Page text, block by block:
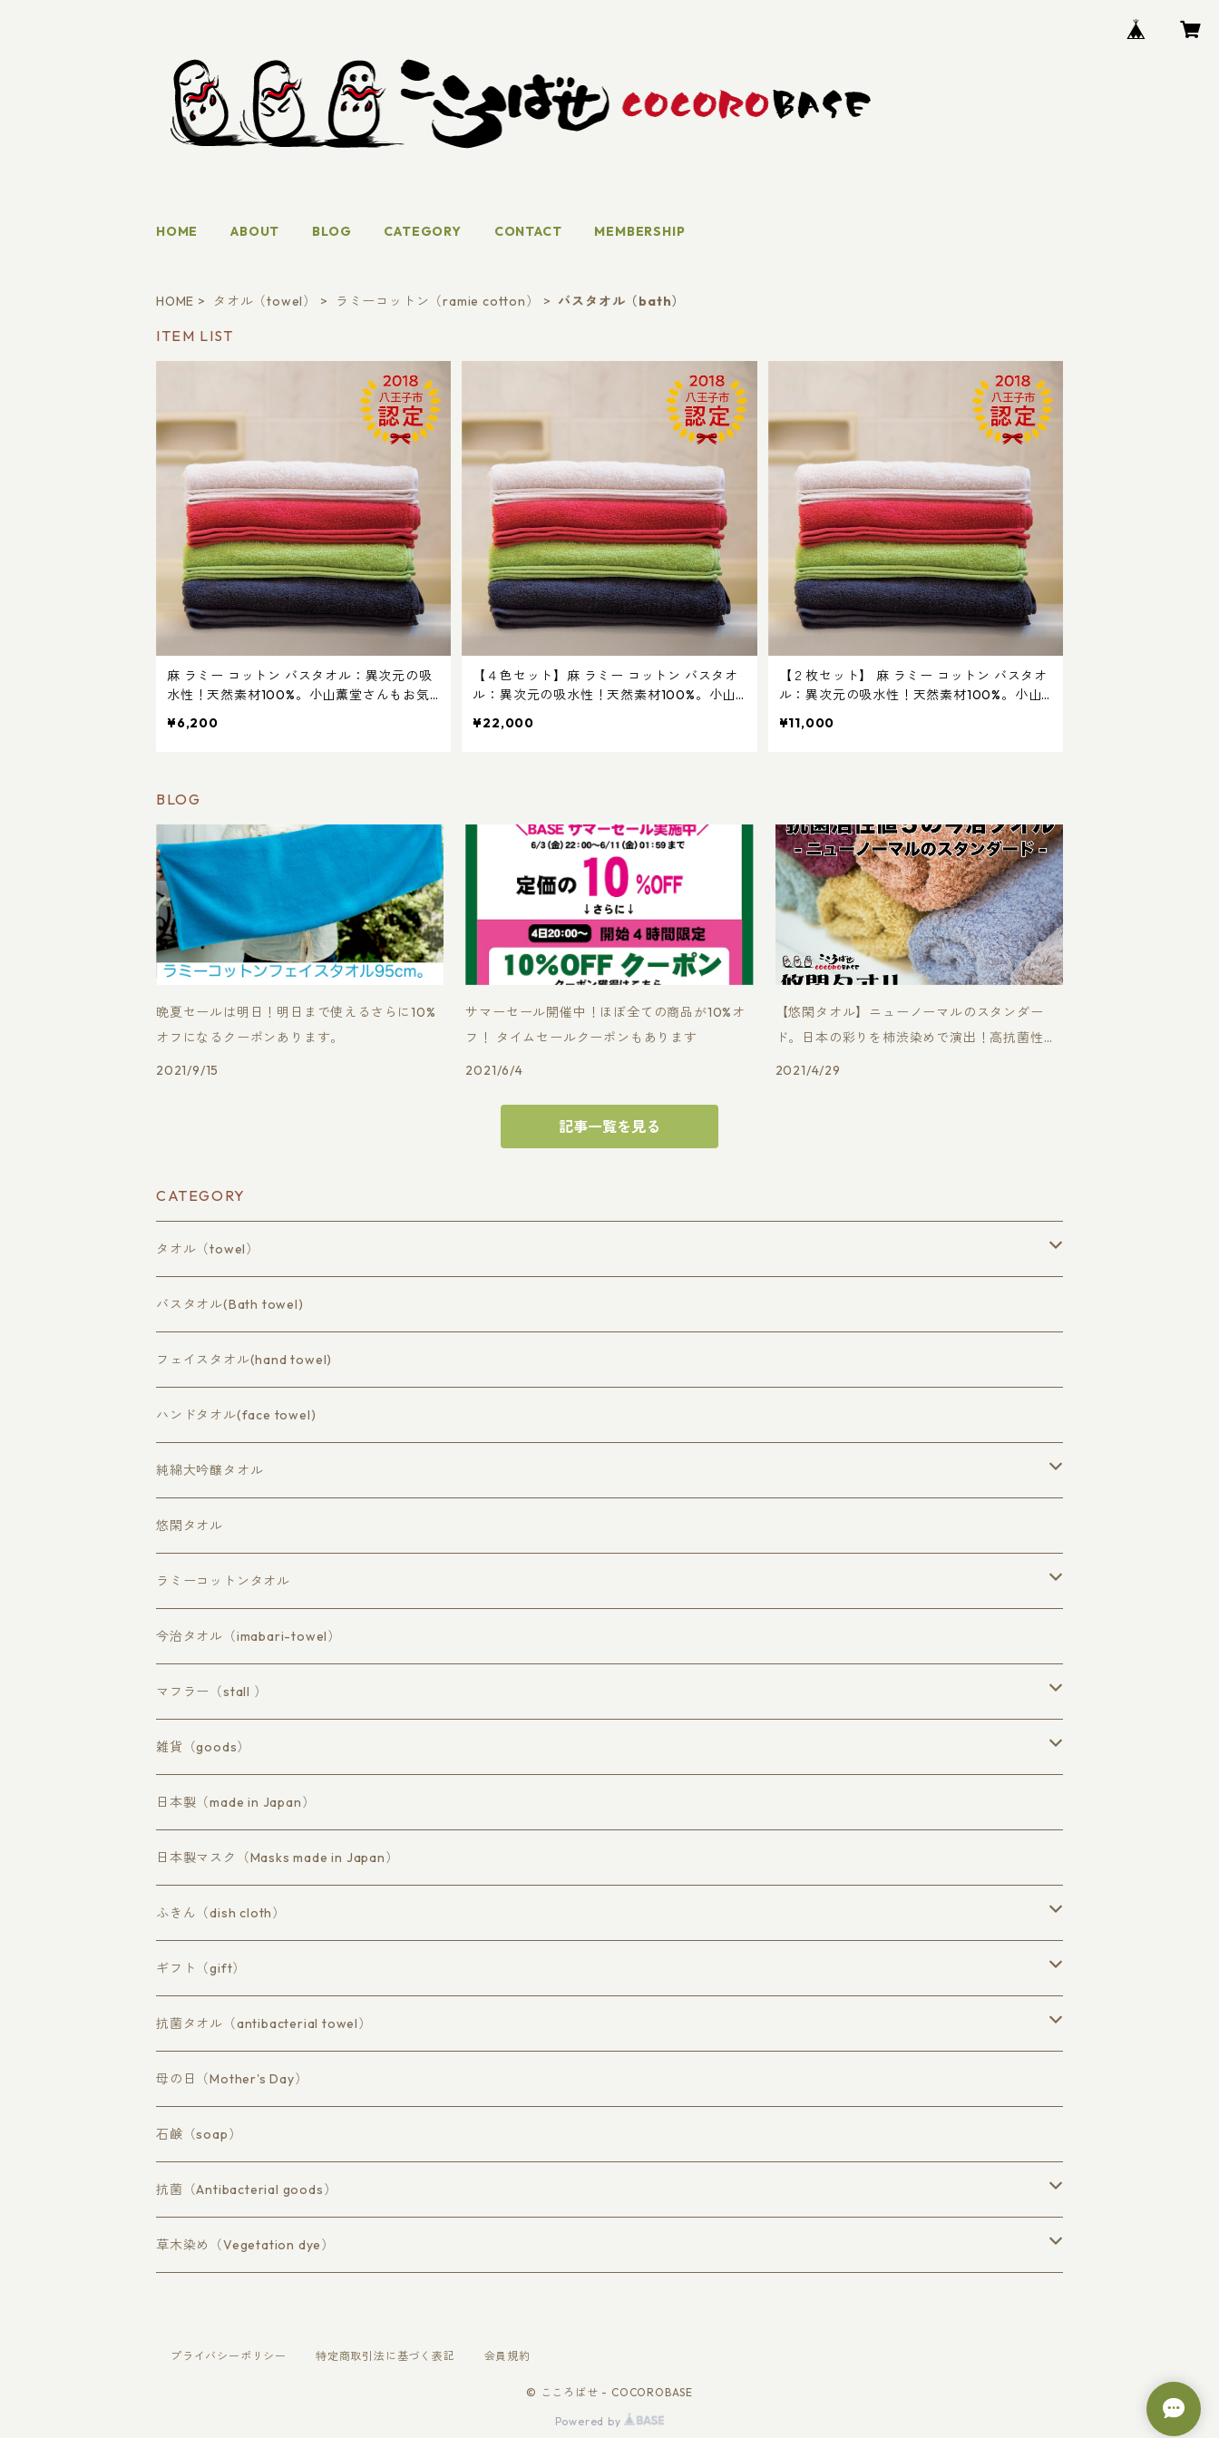
HOME ABOUT BLOG CATEGORY CONTACT MEMBERSHIP
HOME タオル（towel） ラミーコットン（ramie cotton） バスタオル（bath）
ITEM LIST
麻 ラミー コットン バスタオル：異次元の吸
水性！天然素材100%。小山薫堂さんもお気
¥6,200
【４色セット】麻 ラミー コットン バスタオ
ル：異次元の吸水性！天然素材100%。小山
本製 今治
¥22,000
【２枚セット】 麻 ラミー コットン バスタオ
ル：異次元の吸水性！天然素材100%。小山
本製 今治
¥11,000
BLOG
晩夏セールは明日！明日まで使えるさらに10%
オフになるクーポンあります。
2021/9/15
サマーセール開催中！ほぼ全ての商品が10%オ
フ！ タイムセールクーポンもあります
2021/6/4
【悠閑タオル】ニューノーマルのスタンダー
ド。日本の彩りを柿渋染めで演出！高抗菌性の
今治タオル
2021/4/29
記事一覧を見る
CATEGORY
タオル（towel）
コットン（cotton）
バスタオル（bath towel）
フェイスタオル（hand towel）
ラミーコットン（ramie cotton）
バスタオル（bath）
フェイスタオル（hand）
バスタオル(Bath towel)
フェイスタオル(hand towel)
ハンドタオル(face towel)
純綿大吟醸タオル
大判バスタオル
バスタオル
フェイスタオル
ハンドタオル
悠閑タオル
ラミーコットンタオル
バスタオル
ロングフェイスタオル
今治タオル（imabari-towel）
マフラー（stall ）
ウールコアコットン
ラミーコットン
雑貨（goods）
マスク
コットン不織布
日本製（made in Japan）
日本製マスク（Masks made in Japan）
ふきん（dish cloth）
抗菌 柿渋persimmon tannin
蚊帳（かや）素材
ギフト（gift）
草木染め
マスク、布巾、ハンドタオル
抗菌タオル（antibacterial towel）
バスタオル（bath）
フェイスタオル（hand）
ハンドタオル（washcloth）
母の日（Mother's Day）
石鹸（soap）
抗菌（Antibacterial goods）
マスク（mask）
タオル（towel）
草木染め（Vegetation dye）
プライバシーポリシー 特定商取引法に基づく表記 会員規約
© こころばせ - COCOROBASE
Powered by